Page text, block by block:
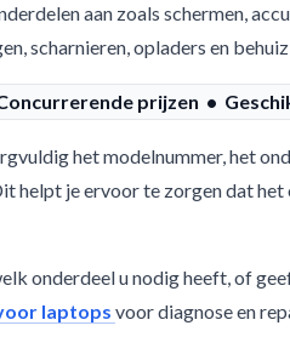
aan zoals schermen,
scharnieren, opladers en
prijzen •
het modelnummer, het
helpt je ervoor te zorgen dat
onderdeel u nodig heeft, of
laptops voor diagnose en